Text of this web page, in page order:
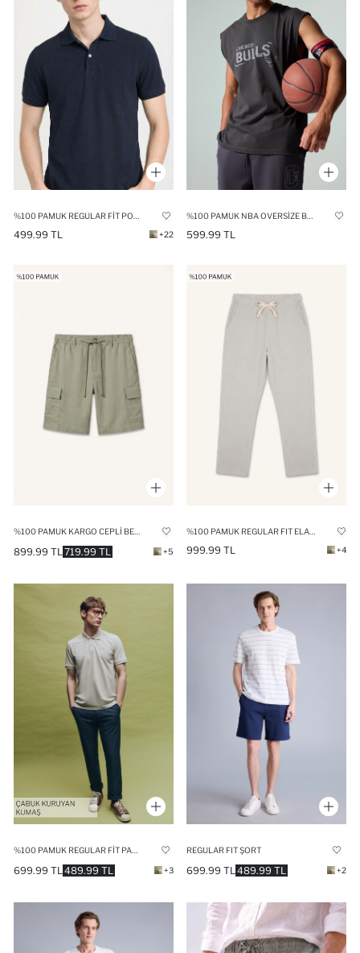
%100 PAMUK REGULAR FIT POLO TIŞÖRT
499.99 TL +22
%100 PAMUK NBA OVERSIZE BASKILI ATLET
599.99 TL
719.99 TL
899.99 TL +5 999.99 TL +4
489.99 TL
699.99 TL +3
REGULAR FIT ŞORT
489.99 TL
699.99 TL +2